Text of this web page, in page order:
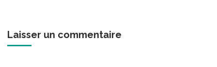
Laisser un commentaire